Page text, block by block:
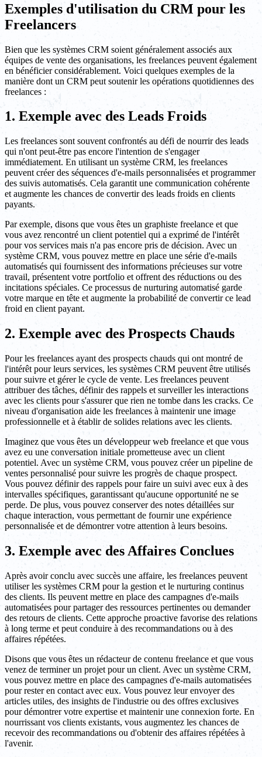
Exemples d'utilisation du CRM pour les
Freelancers
Bien que les systèmes CRM soient généralement associés aux
équipes de vente des organisations, les freelances peuvent également
en bénéficier considérablement. Voici quelques exemples de la
manière dont un CRM peut soutenir les opérations quotidiennes des
freelances :
1. Exemple avec des Leads Froids
Les freelances sont souvent confrontés au défi de nourrir des leads
qui n'ont peut-être pas encore l'intention de s'engager
immédiatement. En utilisant un système CRM, les freelances
peuvent créer des séquences d'e-mails personnalisées et programmer
des suivis automatisés. Cela garantit une communication cohérente
et augmente les chances de convertir des leads froids en clients
payants.
Par exemple, disons que vous êtes un graphiste freelance et que
vous avez rencontré un client potentiel qui a exprimé de l'intérêt
pour vos services mais n'a pas encore pris de décision. Avec un
système CRM, vous pouvez mettre en place une série d'e-mails
automatisés qui fournissent des informations précieuses sur votre
travail, présentent votre portfolio et offrent des réductions ou des
incitations spéciales. Ce processus de nurturing automatisé garde
votre marque en tête et augmente la probabilité de convertir ce lead
froid en client payant.
2. Exemple avec des Prospects Chauds
Pour les freelances ayant des prospects chauds qui ont montré de
l'intérêt pour leurs services, les systèmes CRM peuvent être utilisés
pour suivre et gérer le cycle de vente. Les freelances peuvent
attribuer des tâches, définir des rappels et surveiller les interactions
avec les clients pour s'assurer que rien ne tombe dans les cracks. Ce
niveau d'organisation aide les freelances à maintenir une image
professionnelle et à établir de solides relations avec les clients.
Imaginez que vous êtes un développeur web freelance et que vous
avez eu une conversation initiale prometteuse avec un client
potentiel. Avec un système CRM, vous pouvez créer un pipeline de
ventes personnalisé pour suivre les progrès de chaque prospect.
Vous pouvez définir des rappels pour faire un suivi avec eux à des
intervalles spécifiques, garantissant qu'aucune opportunité ne se
perde. De plus, vous pouvez conserver des notes détaillées sur
chaque interaction, vous permettant de fournir une expérience
personnalisée et de démontrer votre attention à leurs besoins.
3. Exemple avec des Affaires Conclues
Après avoir conclu avec succès une affaire, les freelances peuvent
utiliser les systèmes CRM pour la gestion et le nurturing continus
des clients. Ils peuvent mettre en place des campagnes d'e-mails
automatisées pour partager des ressources pertinentes ou demander
des retours de clients. Cette approche proactive favorise des relations
à long terme et peut conduire à des recommandations ou à des
affaires répétées.
Disons que vous êtes un rédacteur de contenu freelance et que vous
venez de terminer un projet pour un client. Avec un système CRM,
vous pouvez mettre en place des campagnes d'e-mails automatisées
pour rester en contact avec eux. Vous pouvez leur envoyer des
articles utiles, des insights de l'industrie ou des offres exclusives
pour démontrer votre expertise et maintenir une connexion forte. En
nourrissant vos clients existants, vous augmentez les chances de
recevoir des recommandations ou d'obtenir des affaires répétées à
l'avenir.